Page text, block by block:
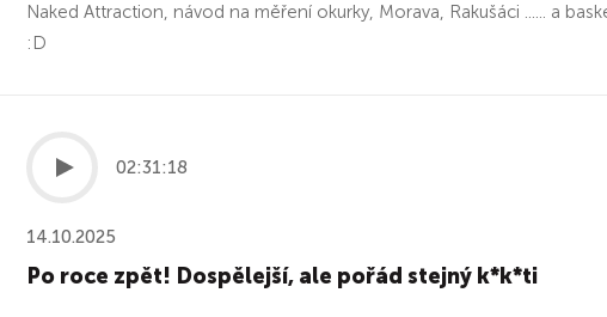
Naked Attraction, návod na měření okurky, Morava, Rakušáci ...... a
:D
02:31:18
14.10.2025
Po roce zpět! Dospělejší, ale pořád stejný k*k*ti